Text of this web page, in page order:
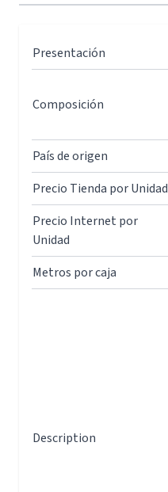
Presentación
Composición
País de origen
Precio Tienda por Unidad
Precio Internet por
Unidad
Metros por caja
Description